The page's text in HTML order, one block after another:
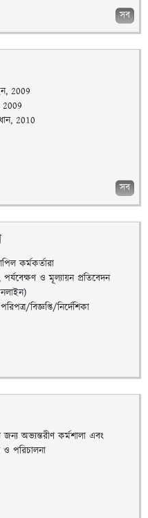
সব
2009
2009
2010
সব
কর্মকর্তারা
ও মূল্যায়ন প্রতিবেদন
বিজ্ঞপ্তি/নির্দেশিকা
অভ্যন্তরীণ কর্মশালা এবং
পরিচালনা